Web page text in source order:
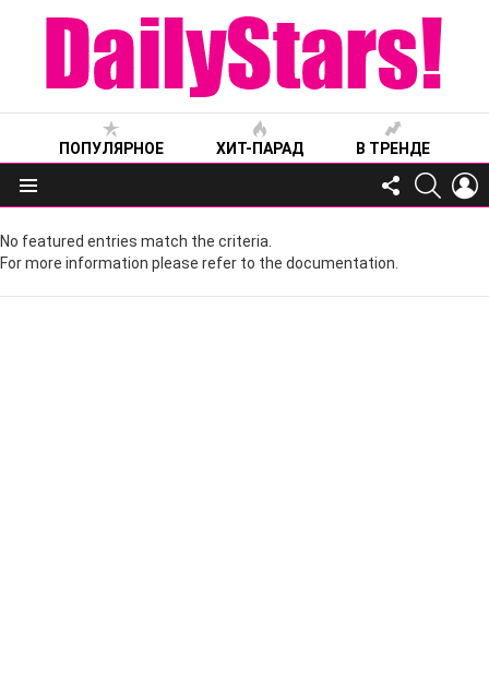
ПОПУЛЯРНОЕ ХИТ-ПАРАД В ТРЕНДЕ
Меню
FOLLOW
US
No featured entries match the criteria.
For more information please refer to the documentation.